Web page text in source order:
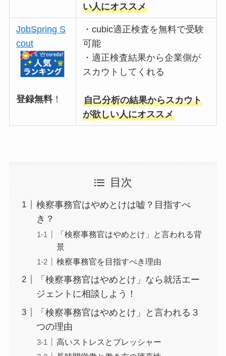
い人にオススメ
JobSpring S
cout
登録無料！
・cubic適正検査を無料で受験
可能
・適正検査結果から企業側が
スカウトしてくれる
自己分析の結果からスカウト
が欲しい人にオススメ
目次
検察事務官はやめとけは嘘？目指すべ
き？
「検察事務官はやめとけ」と言われる背
景
検察事務官を目指すべき理由
「検察事務官はやめとけ」なら就活エー
ジェントに相談しよう！
「検察事務官はやめとけ」と言われる３
つの理由
高いストレスとプレッシャー